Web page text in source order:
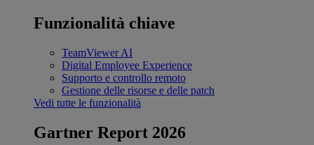
Funzionalità chiave
TeamViewer AI
Digital Employee Experience
Supporto e controllo remoto
Gestione delle risorse e delle patch
Vedi tutte le funzionalità
Gartner Report 2026